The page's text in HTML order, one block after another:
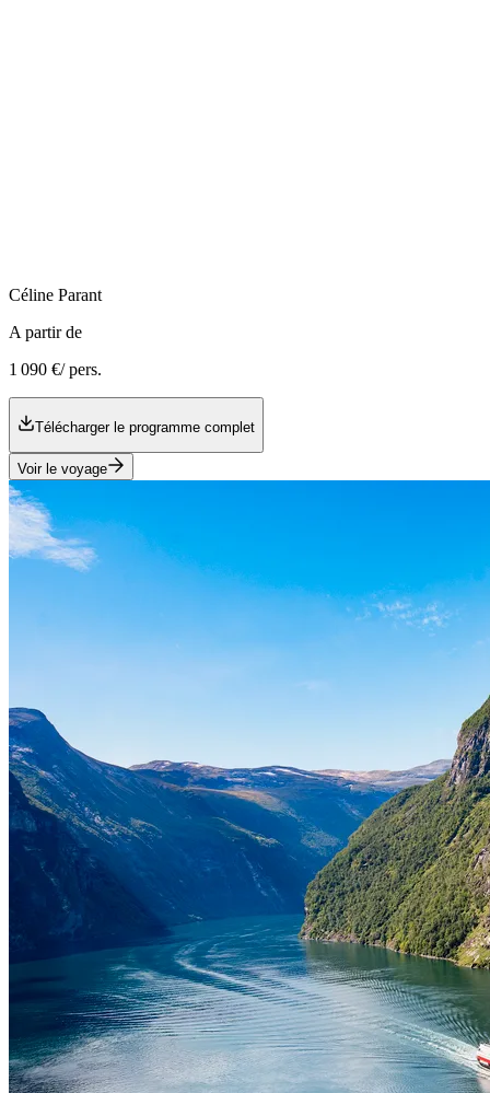
Céline Parant
A partir de
1 090 €/ pers.
Télécharger le programme complet
Voir le voyage